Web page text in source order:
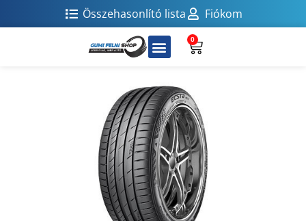
Összehasonlító lista Fiókom
0